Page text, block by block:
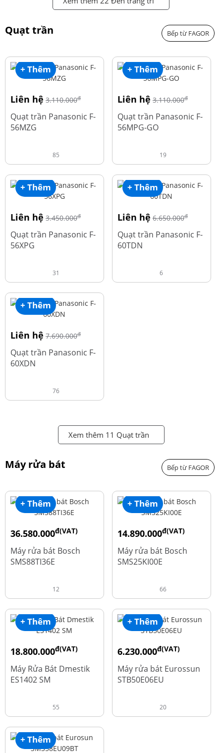
Quạt trần Bếp từ FAGOR
+ Thêm
Liên hệ 3.110.000đ
Quạt trần Panasonic F-
56MZG
85
+ Thêm
Liên hệ 3.110.000đ
Quạt trần Panasonic F-
56MPG-GO
19
+ Thêm
Liên hệ 3.450.000đ
Quạt trần Panasonic F-
56XPG
31
+ Thêm
Liên hệ 6.650.000đ
Quạt trần Panasonic F-
60TDN
6
+ Thêm
Liên hệ 7.690.000đ
Quạt trần Panasonic F-
60XDN
76
Xem thêm 11 Quạt trần
Máy rửa bát Bếp từ FAGOR
+ Thêm
36.580.000đ(VAT)
50.740.000
Máy rửa bát Bosch
SMS88TI36E
12
+ Thêm
14.890.000đ(VAT)
24.270.000
Máy rửa bát Bosch
SMS25KI00E
66
+ Thêm
18.800.000đ(VAT)
23.500.000
Máy Rửa Bát Dmestik
ES1402 SM
55
+ Thêm
6.230.000đ(VAT)
7.790.000
Máy rửa bát Eurossun
STB50E06EU
20
+ Thêm